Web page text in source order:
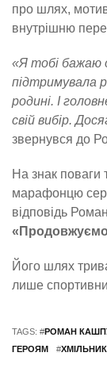
про шлях,
внутрішню
«Я тобі бажаю
підтримувала
родині. І
свій вибір.
звернувся до
На знак поваги
марафонцю
відповідь
Його шлях
лише
TAGS: #РОМАН
ГЕРОЯМ
#ХМІЛЬНИК